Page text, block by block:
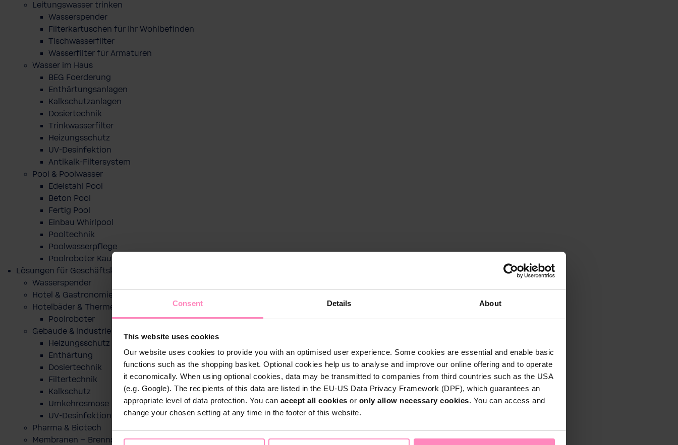
Consent Details About
This website uses cookies
Our website uses cookies to provide you with an optimised user experience. Some cookies are essential and enable basic
functions such as the shopping basket. Optional cookies help us to analyse and improve our online offering and to operate
it economically. When using optional cookies, data may be transmitted to companies from third countries such as the USA
(e.g. Google). The recipients of this data are listed in the EU-US Data Privacy Framework (DPF), which guarantees an
appropriate level of data protection. You can accept all cookies or only allow necessary cookies. You can access and
change your chosen setting at any time in the footer of this website.
Leitungswasser trinken
Wasserspender
Filterkartuschen für Ihr Wohlbefinden
Tischwasserfilter
Wasserfilter für Armaturen
Wasser im Haus
BEG Foerderung
Enthärtungsanlagen
Kalkschutzanlagen
Dosiertechnik
Trinkwasserfilter
Heizungsschutz
UV-Desinfektion
Antikalk-Filtersystem
Pool & Poolwasser
Edelstahl Pool
Beton Pool
Fertig Pool
Einbau Whirlpool
Pooltechnik
Poolwasserpflege
Poolroboter Kaufberatung und Tipps
Lösungen für Geschäftskunden
Wasserspender
Hotel & Gastronomie
Hotelbäder & Thermen
Poolroboter
Gebäude & Industrie
Heizungsschutz
Enthärtung
Dosiertechnik
Filtertechnik
Kalkschutz
Umkehrosmose
UV-Desinfektion
Pharma & Biotech
Membranen – Brennstoffzelle